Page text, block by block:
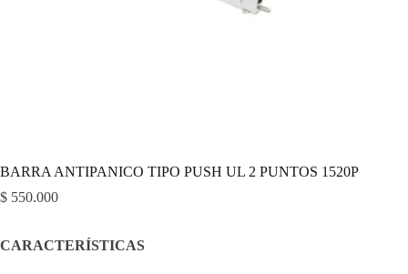
BARRA ANTIPANICO TIPO PUSH UL 2 PUNTOS 1520P
$ 550.000
CARACTERÍSTICAS